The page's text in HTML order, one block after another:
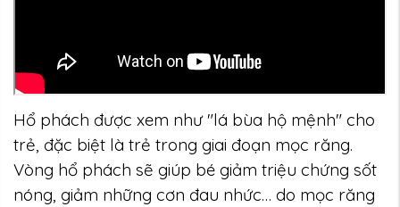
Hổ phách được xem như "lá bùa hộ mệnh" cho
trẻ, đặc biệt là trẻ trong giai đoạn mọc răng.
Vòng hổ phách sẽ giúp bé giảm triệu chứng sốt
nóng, giảm những cơn đau nhức… do mọc răng